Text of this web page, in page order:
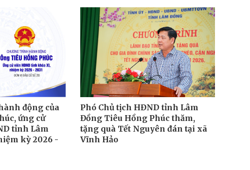
động của
ứng cử
tỉnh Lâm
kỳ 2026 -
Phó Chủ tịch HĐND tỉnh Lâm
Đồng Tiêu Hồng Phúc thăm,
tặng quà Tết Nguyên đán tại xã
Vĩnh Hảo